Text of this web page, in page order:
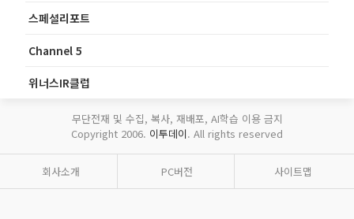
스페셜리포트
Channel 5
위너스IR클럽
무단전재 및 수집, 복사, 재배포, AI학습 이용 금지
Copyright 2006. 이투데이. All rights reserved
회사소개 PC버전 사이트맵